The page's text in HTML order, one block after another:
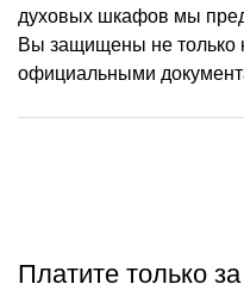
духовых шкафов мы
Вы защищены не только
официальными
Платите только за